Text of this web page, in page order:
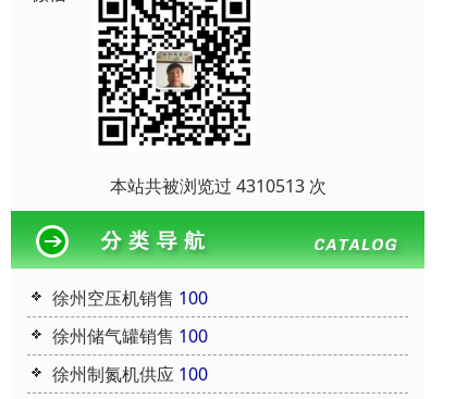
本站共被浏览过 4310513 次
徐州空压机销售 100
徐州储气罐销售 100
徐州制氮机供应 100